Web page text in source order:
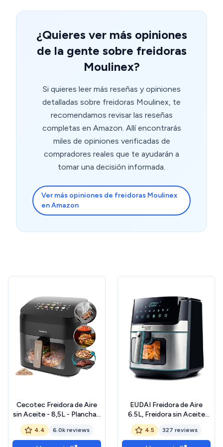
se pueden lavar fácilmente a mano o en el lavavajillas.
En resumen, la Moulinex Easy Fry & Grill 4.2L EZ5058 es
una freidora de aire sin aceite 2 en 1 que ha superado
mis expectativas en términos de sabor, versatilidad y
comodidad. Es ideal para quienes buscan una
desean disfrutar de platillos deliciosos sin sacrificar su
bienestar. ¡Recomiendo esta freidora de aire sin aceite a
todos aquellos que deseen un electrodoméstico
práctico y saludable en su cocina!
¿Quieres ver más opiniones
de la gente sobre freidoras
Moulinex?
Si quieres leer más reseñas y opiniones
detalladas sobre freidoras Moulinex, te
recomendamos revisar las reseñas
completas en Amazon. Allí encontrarás
miles de opiniones verificadas de
compradores reales que te ayudarán a
tomar una decisión informada.
Ver más opiniones de freidoras Moulinex
en Amazon
Cecotec Freidora de Aire
sin Aceite - 8,5L - Plancha -
Grill - Doble Resistencia -
Ahumador Integrado - Air
Fryer Cecofry&Grill Smokin'
4.4 6.0k reviews
EUDAI Freidora de Aire
6.5L, Freidora sin Aceite
con Ventana, 8 programas,
Pantalla LED, Control
Táctil, Temperatura
4.5 327 reviews